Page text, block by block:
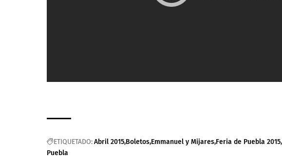
ETIQUETADO:Abril 2015 Boletos Emmanuel y Mijares Feria de Puebla 2015
Puebla